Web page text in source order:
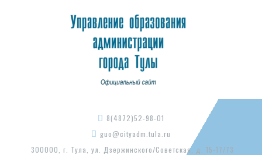
8(4872)52-98-01
guo@cityadm.tula.ru
300000, г. Тула, ул. Дзержинского/Советская, д. 15-17/73